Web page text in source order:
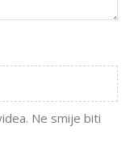
Ne smije biti